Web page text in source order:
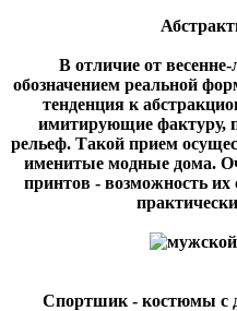
В отличие от
обозначением реальной
тенденция к
имитирующие фактуру,
рельеф. Такой прием
именитые модные дома.
принтов - возможность их
Спортшик - костюмы с